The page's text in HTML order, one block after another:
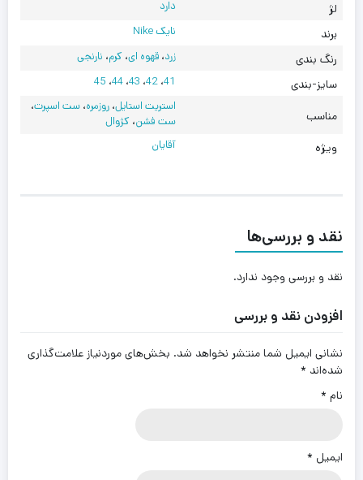
لژ دارد
برند نایک Nike
رنگ بندی زرد،قهوه ای، کرم، نارنجی
سایز-بندی 41،42، 43،44، 45
مناسب
استریت استایل،روزمره،ست اسپرت،
ست فشن، کژوال
ویژه آقایان
نقد و بررسی‌ها
نقد و بررسی وجود ندارد.
افزودن نقد و بررسی
نشانی ایمیل شما منتشر نخواهد شد. بخش‌های موردنیاز علامت‌گذاری
شده‌اند *
نام *
ایمیل *